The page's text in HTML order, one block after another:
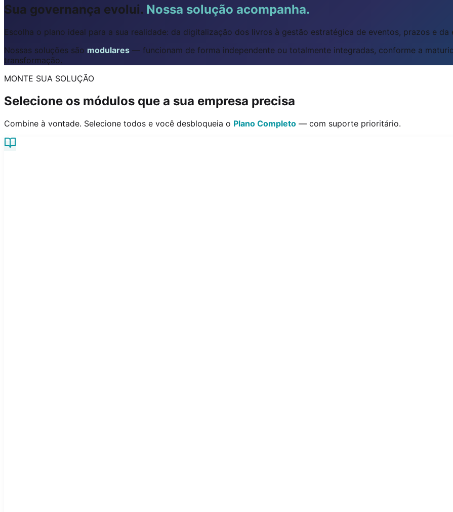
Sua governança evolui. Nossa solução acompanha.
Escolha o plano ideal para a sua realidade: da digitalização dos livros à gestão estratégica de eventos, prazos e da
Nossas soluções são modulares — funcionam de forma independente ou totalmente integradas, conforme a
transformação.
MONTE SUA SOLUÇÃO
Selecione os módulos que a sua empresa precisa
Combine à vontade. Selecione todos e você desbloqueia o Plano Completo — com suporte prioritário.